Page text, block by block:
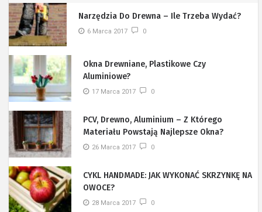
Narzędzia Do Drewna – Ile Trzeba Wydać?
6 Marca 2017 0
Okna Drewniane, Plastikowe Czy
Aluminiowe?
17 Marca 2017 0
PCV, Drewno, Aluminium – Z Którego
Materiału Powstają Najlepsze Okna?
26 Marca 2017 0
CYKL HANDMADE: JAK WYKONAĆ SKRZYNKĘ NA
OWOCE?
28 Marca 2017 0